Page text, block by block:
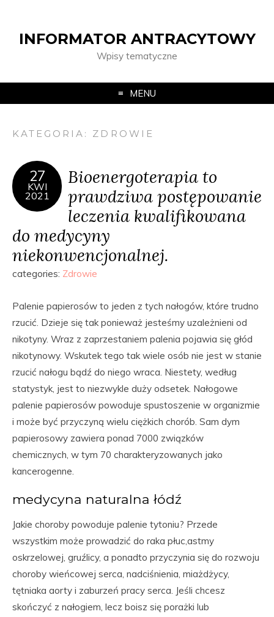
INFORMATOR ANTRACYTOWY
Wpisy tematyczne
MENU
KATEGORIA: ZDROWIE
27
KWI
2021
Bioenergoterapia to
prawdziwa postępowanie
leczenia kwalifikowana
do medycyny
niekonwencjonalnej.
categories: Zdrowie
Palenie papierosów to jeden z tych nałogów, które trudno
rzucić. Dzieje się tak ponieważ jesteśmy uzależnieni od
nikotyny. Wraz z zaprzestaniem palenia pojawia się głód
nikotynowy. Wskutek tego tak wiele osób nie jest w stanie
rzucić nałogu bądź do niego wraca. Niestety, według
statystyk, jest to niezwykle duży odsetek. Nałogowe
palenie papierosów powoduje spustoszenie w organizmie
i może być przyczyną wielu ciężkich chorób. Sam dym
papierosowy zawiera ponad 7000 związków
chemicznych, w tym 70 charakteryzowanych jako
kancerogenne.
medycyna naturalna łódź
Jakie choroby powoduje palenie tytoniu? Przede
wszystkim może prowadzić do raka płuc,astmy
oskrzelowej, gruźlicy, a ponadto przyczynia się do rozwoju
choroby wieńcowej serca, nadciśnienia, miażdżycy,
tętniaka aorty i zaburzeń pracy serca. Jeśli chcesz
skończyć z nałogiem, lecz boisz się porażki lub